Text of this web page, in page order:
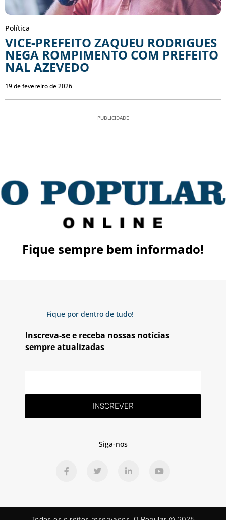
Política
VICE-PREFEITO ZAQUEU RODRIGUES
NEGA ROMPIMENTO COM PREFEITO
NAL AZEVEDO
19 de fevereiro de 2026
PUBLICIDADE
Fique sempre bem informado!
Fique por dentro de tudo!
Inscreva-se e receba nossas notícias
sempre atualizadas
INSCREVER
Siga-nos